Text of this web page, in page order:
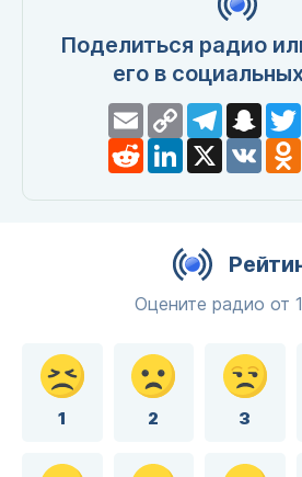
Поделиться радио
его в
EmailCopy
Link
Telegram
RedditLinkedIn
X VK
Оцените радио от
1 2 3